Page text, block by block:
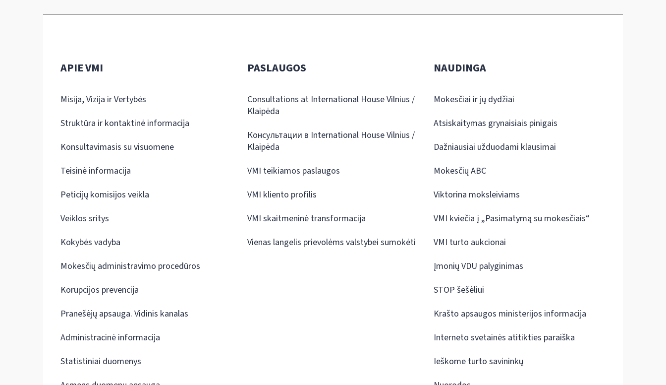
APIE VMI
Misija, Vizija ir Vertybės
Struktūra ir kontaktinė informacija
Konsultavimasis su visuomene
Teisinė informacija
Peticijų komisijos veikla
Veiklos sritys
Kokybės vadyba
Mokesčių administravimo procedūros
Korupcijos prevencija
Pranešėjų apsauga. Vidinis kanalas
Administracinė informacija
Statistiniai duomenys
PASLAUGOS
Consultations at International House Vilnius /
Klaipėda
Консультации в International House Vilnius /
Klaipėda
VMI teikiamos paslaugos
VMI kliento profilis
VMI skaitmeninė transformacija
Vienas langelis prievolėms valstybei sumokėti
NAUDINGA
Mokesčiai ir jų dydžiai
Atsiskaitymas grynaisiais pinigais
Dažniausiai užduodami klausimai
Mokesčių ABC
Viktorina moksleiviams
VMI kviečia į „Pasimatymą su mokesčiais“
VMI turto aukcionai
Įmonių VDU palyginimas
STOP šešėliui
Krašto apsaugos ministerijos informacija
Interneto svetainės atitikties paraiška
Ieškome turto savininkų